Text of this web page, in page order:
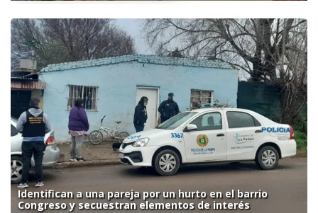
Identifican a una pareja por un hurto en el barrio
Congreso y secuestran elementos de interés